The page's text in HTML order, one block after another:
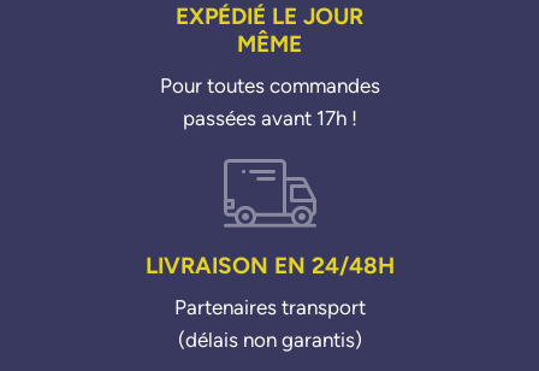
EXPÉDIÉ LE JOUR
MÊME
Pour toutes commandes
passées avant 17h !
LIVRAISON EN 24/48H
Partenaires transport
(délais non garantis)